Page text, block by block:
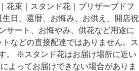
花束｜スタンド花｜プリザーブドフ
日、還暦、お悔み、お供え、開店祝
サート、お悔やみ、供花など用途に
などの直接配達ではありません。ス
。 ※スタンド花はお届け場所に近い
よってお届けできない場合がありま